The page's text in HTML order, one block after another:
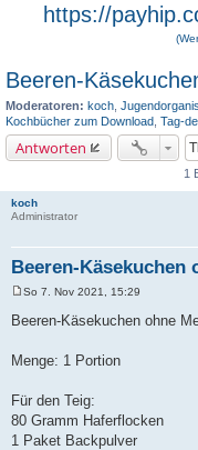
https://
Beeren-
Moderatoren: koch
Kochbücher zum Download Tag-
Antworten
1
koch
Administrator
Beeren-Käsekuchen
i
a
So 7. Nov 2021, 15:29
Beeren-Käsekuchen ohne
Menge: 1 Portion
Für den Teig:
80 Gramm Haferflocken
1 Paket Backpulver